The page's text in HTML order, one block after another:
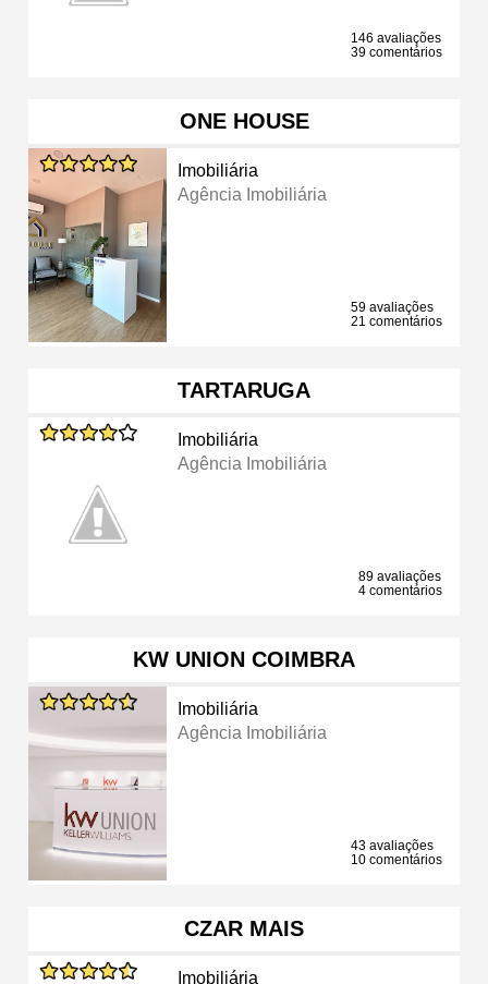
146 avaliações
39 comentários
ONE HOUSE
Imobiliária
Agência Imobiliária
59 avaliações
21 comentários
TARTARUGA
Imobiliária
Agência Imobiliária
89 avaliações
4 comentários
KW UNION COIMBRA
Imobiliária
Agência Imobiliária
43 avaliações
10 comentários
CZAR MAIS
Imobiliária